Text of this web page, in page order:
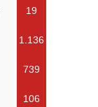
19
1.136
739
106